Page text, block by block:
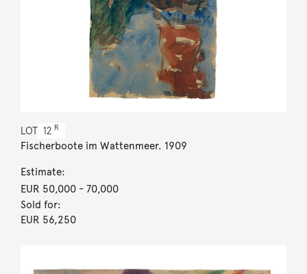
LOT 12 R
Fischerboote im Wattenmeer. 1909
Estimate:
EUR 50,000- 70,000
Sold for:
EUR 56,250